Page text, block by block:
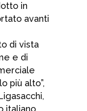
in
avanti
di vista
e di
più alto”,
italiano